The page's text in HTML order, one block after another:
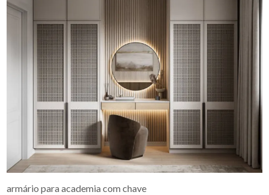
armário para academia com chave